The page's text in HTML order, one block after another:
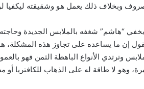
وبخلاف ذلك يعمل هو وشقيقته ليكفيا
إن ما يساعده على تجاوز هذه المشكلة،
وترتدي الأنواع الباهظة الثمن فهو
وهو لا طاقة له على الذهاب للكافتريا